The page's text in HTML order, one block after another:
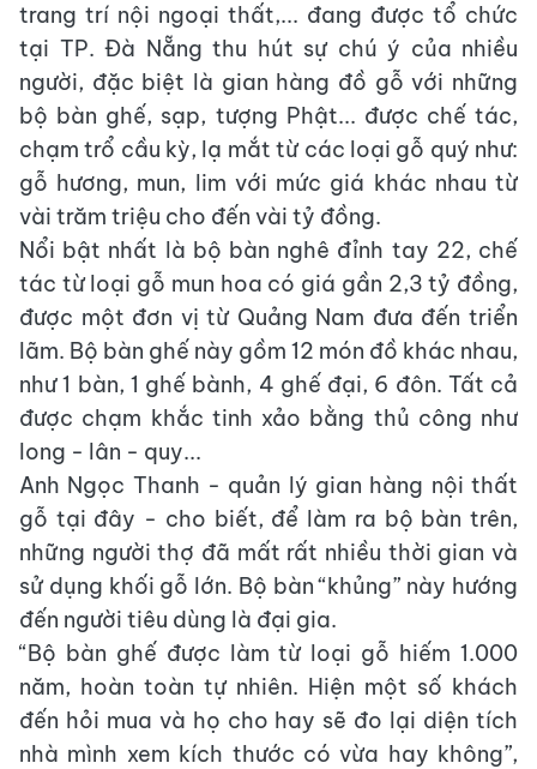
trang trí nội ngoại thất,... đang được tổ chức
tại TP. Đà Nẵng thu hút sự chú ý của nhiều
người, đặc biệt là gian hàng đồ gỗ với những
bộ bàn ghế, sạp, tượng Phật... được chế tác,
chạm trổ cầu kỳ, lạ mắt từ các loại gỗ quý như:
gỗ hương, mun, lim với mức giá khác nhau từ
vài trăm triệu cho đến vài tỷ đồng.
Nổi bật nhất là bộ bàn nghê đỉnh tay 22, chế
tác từ loại gỗ mun hoa có giá gần 2,3 tỷ đồng,
được một đơn vị từ Quảng Nam đưa đến triển
lãm. Bộ bàn ghế này gồm 12 món đồ khác nhau,
như 1 bàn, 1 ghế bành, 4 ghế đại, 6 đôn. Tất cả
được chạm khắc tinh xảo bằng thủ công như
long - lân - quy...
Anh Ngọc Thanh - quản lý gian hàng nội thất
gỗ tại đây - cho biết, để làm ra bộ bàn trên,
những người thợ đã mất rất nhiều thời gian và
sử dụng khối gỗ lớn. Bộ bàn “khủng” này hướng
đến người tiêu dùng là đại gia.
“Bộ bàn ghế được làm từ loại gỗ hiếm 1.000
năm, hoàn toàn tự nhiên. Hiện một số khách
đến hỏi mua và họ cho hay sẽ đo lại diện tích
nhà mình xem kích thước có vừa hay không”,